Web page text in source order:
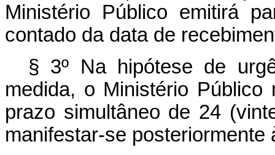
Ministério Público emitirá
contado da data de
§ 3º Na hipótese de
medida, o Ministério
prazo simultâneo de 24
manifestar-se posteriormente